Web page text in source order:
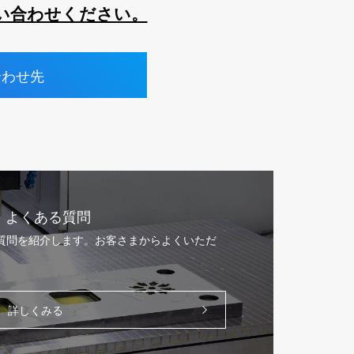
わせください。
せ先
よくある質問
問を紹介します。お客さまからよくいただ
詳しくみる